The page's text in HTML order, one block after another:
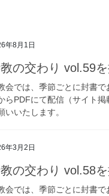
年8月1日
の交わり vol.59
会では、季節ごとに封書
らPDFにて配信（サイト
いいたします。
年3月2日
の交わり vol.58
会では、季節ごとに封書